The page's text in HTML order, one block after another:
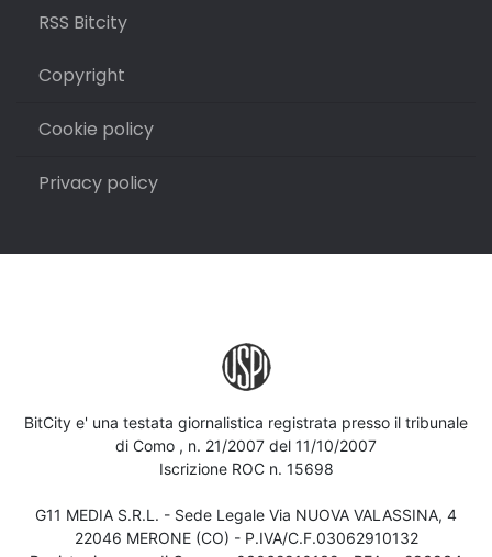
RSS Bitcity
Copyright
Cookie policy
Privacy policy
BitCity e' una testata giornalistica registrata presso il tribunale
di Como , n. 21/2007 del 11/10/2007
Iscrizione ROC n. 15698
G11 MEDIA S.R.L. - Sede Legale Via NUOVA VALASSINA, 4
22046 MERONE (CO) - P.IVA/C.F.03062910132